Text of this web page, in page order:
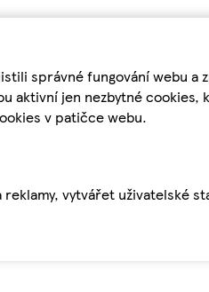
správné fungování webu
aktivní jen nezbytné
v patičce webu.
vytvářet uživatelské